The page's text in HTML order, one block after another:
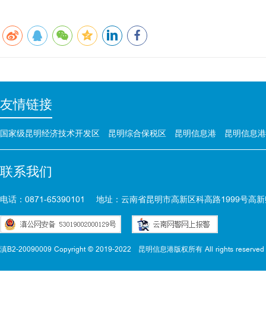
友情链接
国家级昆明经济技术开发区 昆明综合保税区 昆明信息港 昆明信息
联系我们
电话：0871-65390101 地址：云南省昆明市高新区科高路1999号高
滇B2-20090009 Copyright © 2019-2022 昆明信息港版权所有 All rights reserved